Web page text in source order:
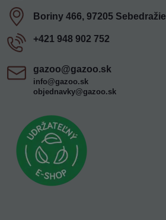
Boriny 466, 97205 Sebedražie
+421 948 902 752
gazoo​@gazoo​.sk
info@gazoo.sk
objednavky@gazoo.sk